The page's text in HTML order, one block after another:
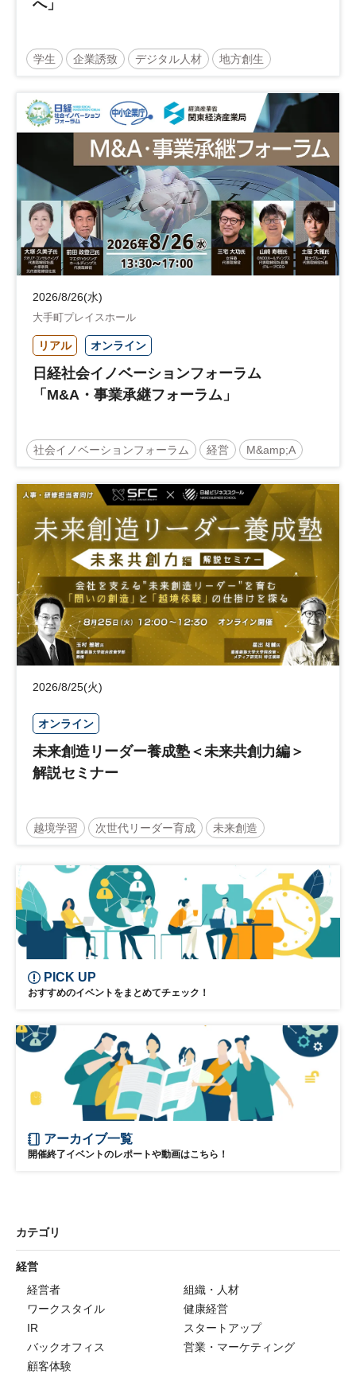
へ」
学生 企業誘致 デジタル人材 地方創生
地域活性化 自治体
2026/8/26(水)
大手町プレイスホール
リアル オンライン
日経社会イノベーションフォーラム
「M&A・事業承継フォーラム」
社会イノベーションフォーラム 経営 M&amp;A
事業承継 中堅中小企業
日経社会イノベーションフォーラム 参加無料
2026/8/25(火)
オンライン
未来創造リーダー養成塾＜未来共創力編＞
解説セミナー
越境学習 次世代リーダー育成 未来創造
日経オンラインセミナー
PICK UP
おすすめのイベントをまとめてチェック！
アーカイブ一覧
開催終了イベントのレポートや動画はこちら！
カテゴリ
経営
経営者
組織・人材
ワークスタイル
健康経営
IR
スタートアップ
バックオフィス
営業・マーケティング
顧客体験